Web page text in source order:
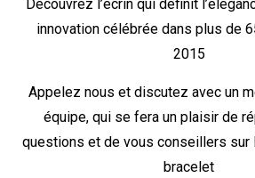
Découvrez l’écrin qui définit
innovation célébrée dans plus de
2015
Appelez nous et discutez avec un
équipe, qui se fera un plaisir de
questions et de vous conseillers sur
bracelet